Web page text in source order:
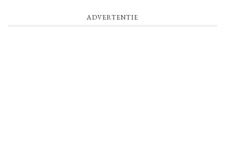
ADVERTENTIE